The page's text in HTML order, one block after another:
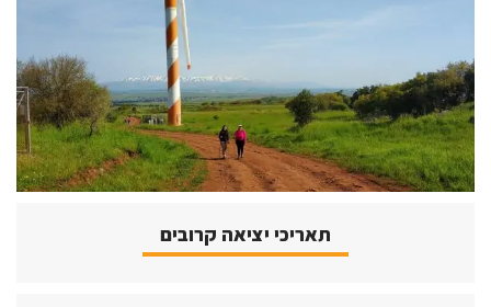
תאריכי יציאה קרובים